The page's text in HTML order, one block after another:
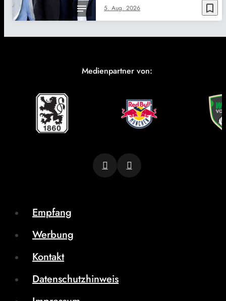
bookmark_border
5. Aug. 2026
Medienpartner von:
Empfang
Werbung
Kontakt
Datenschutzhinweis